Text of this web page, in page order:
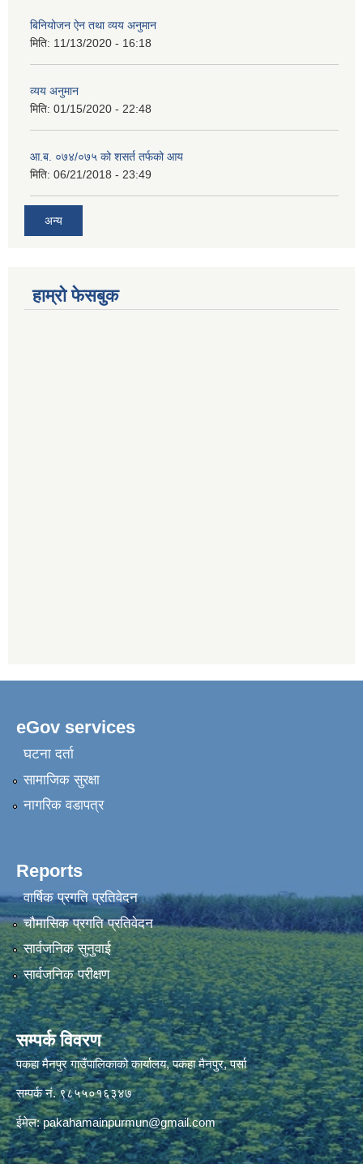
बिनियोजन ऐन तथा व्यय अनुमान
मिति: 11/13/2020 - 16:18
व्यय अनुमान
मिति: 01/15/2020 - 22:48
आ.ब. ०७४/०७५ को शसर्त तर्फको आय
मिति: 06/21/2018 - 23:49
अन्य
हाम्रो फेसबुक
eGov services
घटना दर्ता
सामाजिक सुरक्षा
नागरिक वडापत्र
Reports
वार्षिक प्रगति प्रतिवेदन
चौमासिक प्रगति प्रतिवेदन
सार्वजनिक सुनुवाई
सार्वजनिक परीक्षण
सम्पर्क विवरण
पकहा मैनपुर गाउँपालिकाको कार्यालय, पकहा मैनपुर, पर्सा
सम्पर्क नं. ९८५५०१६३४७
ईमेल:pakahamainpurmun@gmail.com